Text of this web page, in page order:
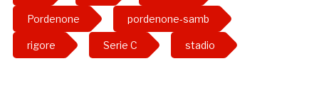
Pordenone pordenone-samb
rigore Serie C stadio